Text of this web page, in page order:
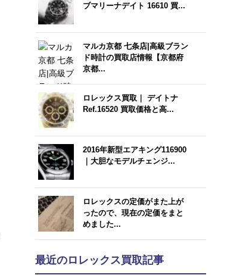
ブマリーナデイト 16610 買...
マルカ京都 七条店|高級ブラン
ド時計の買取店情報【京都府
京都...
ロレックス買取｜ デイトナ
Ref.16520 買取価格と高...
2016年新型エアキング116900
｜大胆なモデルチェンジ...
ロレックスの定価がまた上が
ったので、現在の定価をまと
めました...
最近のロレックス買取記事